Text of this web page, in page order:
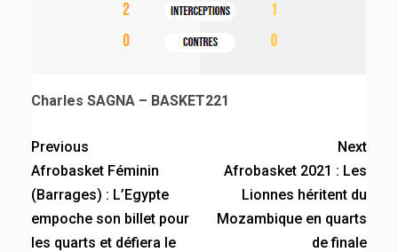
Charles SAGNA – BASKET221
Previous
Afrobasket Féminin
(Barrages) : L’Egypte
empoche son billet pour
les quarts et défiera le
Next
Afrobasket 2021 : Les
Lionnes héritent du
Mozambique en quarts
de finale